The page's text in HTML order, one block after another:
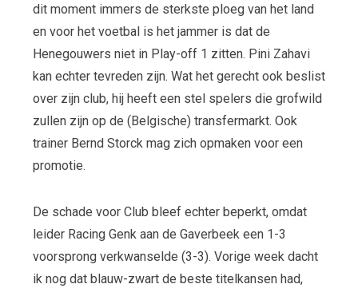
dit moment immers de sterkste ploeg van het land
en voor het voetbal is het jammer is dat de
Henegouwers niet in Play-off 1 zitten. Pini Zahavi
kan echter tevreden zijn. Wat het gerecht ook beslist
over zijn club, hij heeft een stel spelers die grofwild
zullen zijn op de (Belgische) transfermarkt. Ook
trainer Bernd Storck mag zich opmaken voor een
promotie.
De schade voor Club bleef echter beperkt, omdat
leider Racing Genk aan de Gaverbeek een 1-3
voorsprong verkwanselde (3-3). Vorige week dacht
ik nog dat blauw-zwart de beste titelkansen had,